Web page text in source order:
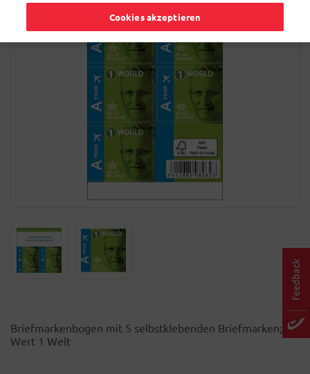
Briefmarkenbogen mit 5 selbstklebenden Briefmarken;
Wert 1 Welt
Cookies akzeptieren